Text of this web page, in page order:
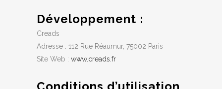
Développement :
Creads
Adresse : 112 Rue Réaumur, 75002 Paris
Site Web : www.creads.fr